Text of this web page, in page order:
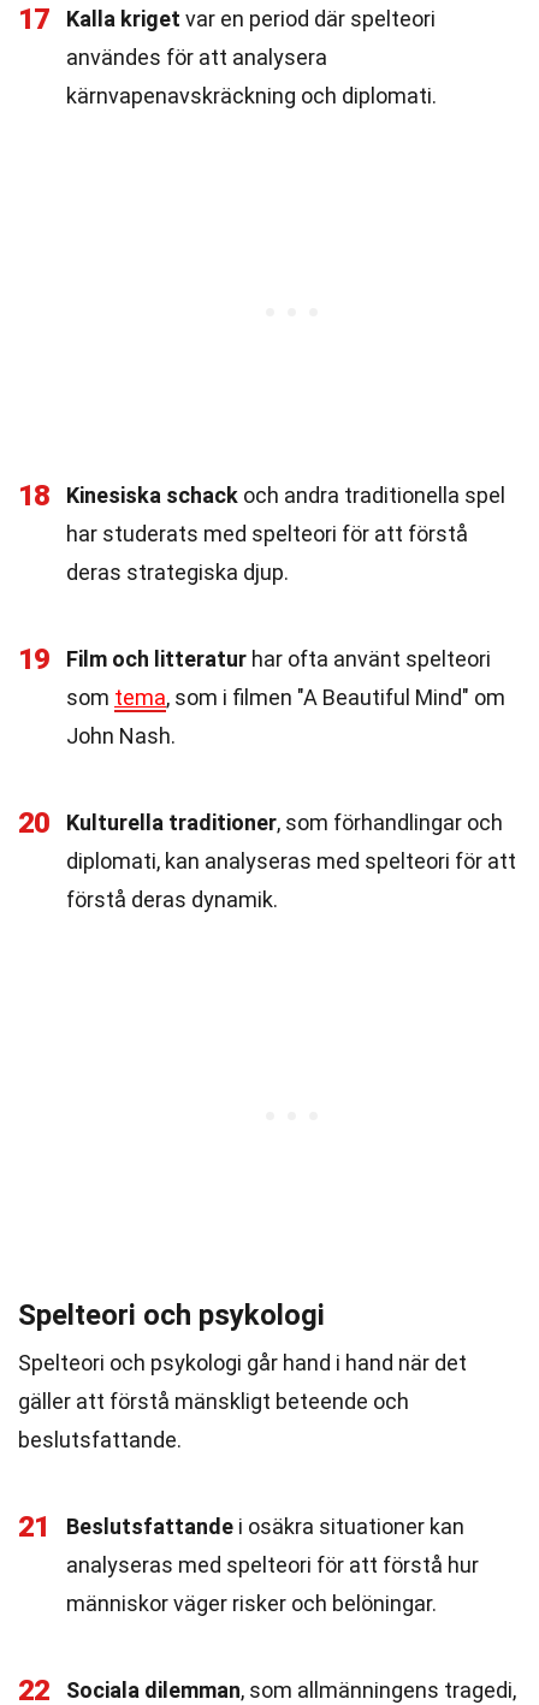
17 Kalla kriget var en period där spelteori
användes för att analysera
kärnvapenavskräckning och diplomati.
18 Kinesiska schack och andra traditionella spel
har studerats med spelteori för att förstå
deras strategiska djup.
19 Film och litteratur har ofta använt spelteori
som tema, som i filmen "A Beautiful Mind" om
John Nash.
20 Kulturella traditioner, som förhandlingar och
diplomati, kan analyseras med spelteori för att
förstå deras dynamik.
Spelteori och psykologi
Spelteori och psykologi går hand i hand när det
gäller att förstå mänskligt beteende och
beslutsfattande.
21 Beslutsfattande i osäkra situationer kan
analyseras med spelteori för att förstå hur
människor väger risker och belöningar.
22 Sociala dilemman, som allmänningens tragedi,